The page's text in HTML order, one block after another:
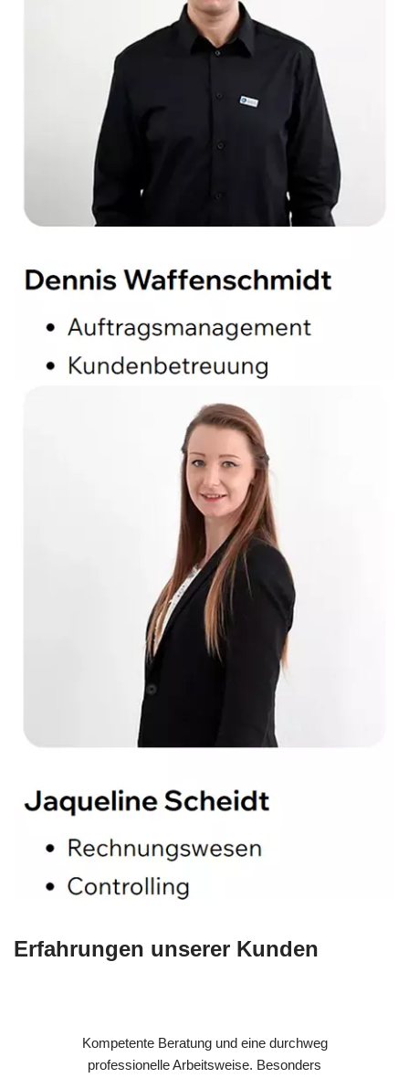
Erfahrungen unserer Kunden
Kompetente Beratung und eine durchweg
professionelle Arbeitsweise. Besonders